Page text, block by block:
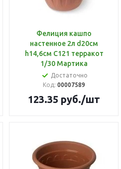
Фелиция кашпо
настенное 2л d20см
h14,6см С121 терракот
1/30 Мартика
Достаточно
Код: 00007589
123.35 руб./шт